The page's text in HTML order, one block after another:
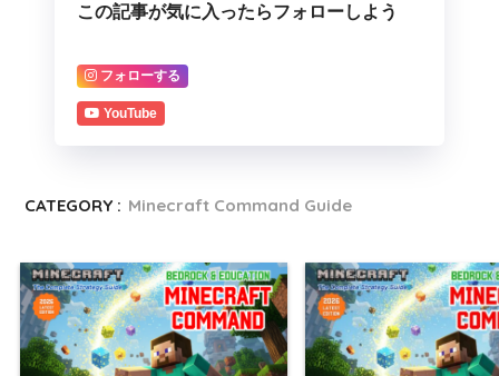
この記事が気に入ったらフォローしよう
フォローする
YouTube
CATEGORY : Minecraft Command Guide